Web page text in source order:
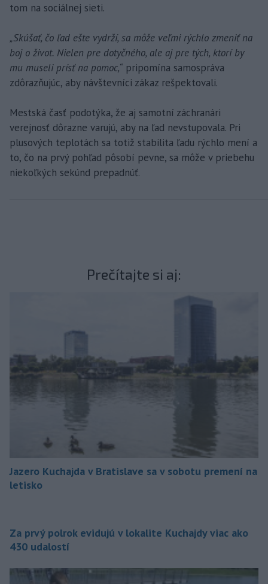
tom na sociálnej sieti.
„Skúšať, čo ľad ešte vydrží, sa môže veľmi rýchlo zmeniť na
boj o život. Nielen pre dotyčného, ale aj pre tých, ktorí by
mu museli prísť na pomoc,“ pripomína samospráva
zdôrazňujúc, aby návštevníci zákaz rešpektovali.
Mestská časť podotýka, že aj samotní záchranári
verejnosť dôrazne varujú, aby na ľad nevstupovala. Pri
plusových teplotách sa totiž stabilita ľadu rýchlo mení a
to, čo na prvý pohľad pôsobí pevne, sa môže v priebehu
niekoľkých sekúnd prepadnúť.
Prečítajte si aj:
Jazero Kuchajda v Bratislave sa v sobotu premení na
letisko
Za prvý polrok evidujú v lokalite Kuchajdy viac ako
430 udalostí